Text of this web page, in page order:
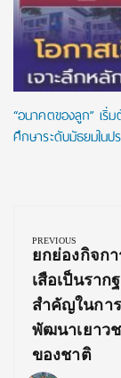
“อนาคตของลูก” เริ่
ศึกษาระดับมัธยมในป
PREVIOUS
Previous
Post:
ยกย่องกิจก
เสือเป็นราก
สำคัญในการ
พัฒนาเยาว
ของชาติ